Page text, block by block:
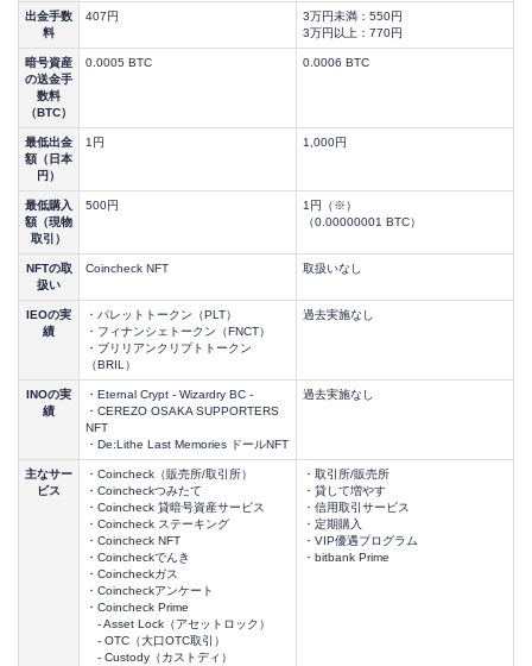
出金手数
料
407円
3万円未満：550円
3万円以上：770円
暗号資産
の送金手
数料
（BTC）
0.0005 BTC 0.0006 BTC
最低出金
額（日本
円）
1円 1,000円
最低購入
額（現物
取引）
500円
1円（※）
（0.00000001 BTC）
NFTの取
扱い
Coincheck NFT 取扱いなし
IEOの実
績
・パレットトークン（PLT）
・フィナンシェトークン（FNCT）
・ブリリアンクリプトトークン
（BRIL）
過去実施なし
INOの実
績
・Eternal Crypt - Wizardry BC -
・CEREZO OSAKA SUPPORTERS
NFT
・De:Lithe Last Memories ドールNFT
過去実施なし
主なサー
ビス
・Coincheck（販売所/取引所）
・Coincheckつみたて
・Coincheck 貸暗号資産サービス
・Coincheck ステーキング
・Coincheck NFT
・Coincheckでんき
・Coincheckガス
・Coincheckアンケート
・Coincheck Prime
- Asset Lock（アセットロック）
- OTC（大口OTC取引）
- Custody（カストディ）
・取引所/販売所
・貸して増やす
・信用取引サービス
・定期購入
・VIP優遇プログラム
・bitbank Prime